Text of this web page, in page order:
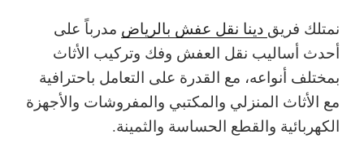
نمتلك فريق دينا نقل عفش بالرياض مدرباً على
أحدث أساليب نقل العفش وفك وتركيب الأثاث
بمختلف أنواعه، مع القدرة على التعامل باحترافية
مع الأثاث المنزلي والمكتبي والمفروشات والأجهزة
الكهربائية والقطع الحساسة والثمينة.